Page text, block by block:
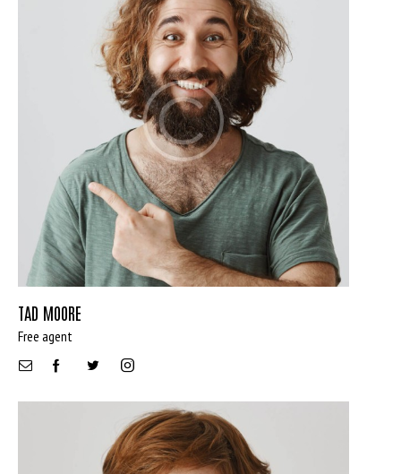
Bedrooms
Bathrooms
TAD MOORE
Free agent